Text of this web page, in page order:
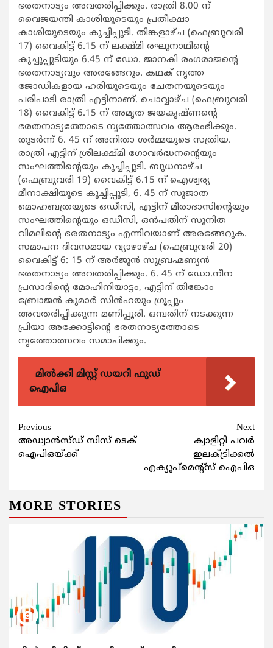
ഭരതനാട്യം അവതരിപ്പിക്കും. രാത്രി 8.00 ന്
വൈജയന്തി കാശിയുടെയും പ്രതീക്ഷാ
കാശിയുടെയും കുച്ചിപ്പുടി. തിങ്കളാഴ്ച (ഫെബ്രുവരി
17) വൈകിട്ട് 6.15 ന് ലക്ഷ്മി രഘുനാഥിന്‍റെ
കുച്ചുപ്പുടിയും 6.45 ന് ഡോ. ജാനകി രംഗരാജന്‍റെ
ഭരതനാട്യവും അരങ്ങേറും. കഥക് നൃത്ത
ജോഡികളായ ഹരിയുടെയും ചേതനയുടെയും
പരിപാടി രാത്രി എട്ടിനാണ്. ചൊവ്വാഴ്ച (ഫെബ്രുവരി
18) വൈകിട്ട് 6.15 ന് അമൃത ജയകൃഷ്ണന്‍റെ
ഭരതനാട്യത്തോടെ നൃത്തോത്സവം ആരംഭിക്കും.
തുടര്‍ന്ന് 6. 45 ന് അനിതാ ശര്‍മ്മയുടെ സത്രിയ.
രാത്രി എട്ടിന് ശ്രീലക്ഷ്മി ഗോവര്‍ദ്ധനന്‍റെയും
സംഘത്തിന്‍റെയും കുച്ചിപ്പുടി. ബുധനാഴ്ച
(ഫെബ്രുവരി 19) വൈകിട്ട് 6.15 ന് ഐശ്വര്യ
മീനാക്ഷിയുടെ കുച്ചിപ്പുടി, 6. 45 ന് സുജാത
മൊഹബത്രയുടെ ഒഡീസി, എട്ടിന് മീരാദാസിന്‍റെയും
സംഘത്തിന്‍റെയും ഒഡീസി, ഒന്‍പതിന് സുനിത
വിമലിന്‍റെ ഭരതനാട്യം എന്നിവയാണ് അരങ്ങേറുക.
സമാപന ദിവസമായ വ്യാഴാഴ്ച (ഫെബ്രുവരി 20)
വൈകിട്ട് 6: 15 ന് അര്‍ജുന്‍ സുബ്രഹ്മണ്യന്‍
ഭരതനാട്യം അവതരിപ്പിക്കും. 6. 45 ന് ഡോ.നീന
പ്രസാദിന്‍റെ മോഹിനിയാട്ടം, എട്ടിന് തിങ്കോം
ബ്രോജന്‍ കുമാര്‍ സിന്‍ഹയും ഗ്രൂപ്പും
അവതരിപ്പിക്കുന്ന മണിപ്പൂരി. ഒമ്പതിന് നടക്കുന്ന
പ്രിയാ അക്കോട്ടിന്‍റെ ഭരതനാട്യത്തോടെ
നൃത്തോത്സവം സമാപിക്കും.
മിൽക്കി മിസ്റ്റ് ഡയറി ഫുഡ്
ഐപിഒ
Continue
Reading
Previous
അഡ്വാന്‍സ്ഡ് സിസ് ടെക്
ഐപിഒയ്ക്ക്
Next
ക്വാളിറ്റി പവര്‍
ഇലക്ട്രിക്കല്‍
എക്യുപ്മെന്‍റ്സ് ഐപിഒ
MORE STORIES